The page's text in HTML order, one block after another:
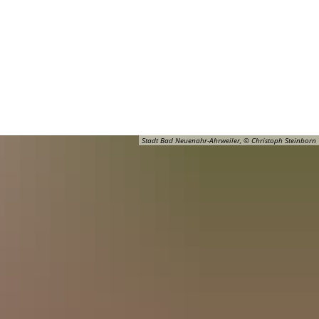
Stadt Bad Neuenahr-Ahrweiler, © Christoph Steinborn